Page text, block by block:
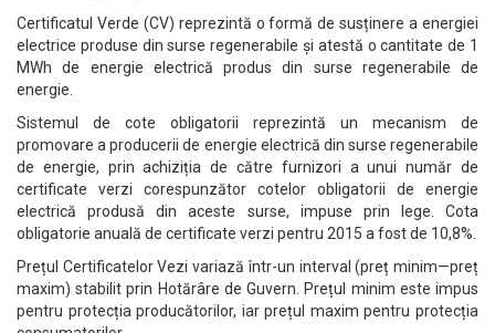
Certificatul Verde (CV) reprezintă o formă de susținere a energiei
electrice produse din surse regenerabile și atestă o cantitate de 1
MWh de energie electrică produs din surse regenerabile de
energie.
Sistemul de cote obligatorii reprezintă un mecanism de
promovare a producerii de energie electrică din surse regenerabile
de energie, prin achiziția de către furnizori a unui număr de
certificate verzi corespunzător cotelor obligatorii de energie
electrică produsă din aceste surse, impuse prin lege. Cota
obligatorie anuală de certificate verzi pentru 2015 a fost de 10,8%.
Prețul Certificatelor Vezi variază într-un interval (preț minim—preț
maxim) stabilit prin Hotărâre de Guvern. Prețul minim este impus
pentru protecția producătorilor, iar prețul maxim pentru protecția